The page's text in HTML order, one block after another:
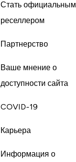
Стать официальным
реселлером
Партнерство
Ваше мнение о
доступности сайта
COVID-19
Карьера
Информация о